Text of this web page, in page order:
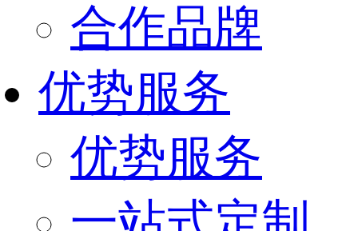
合作品牌
优势服务
优势服务